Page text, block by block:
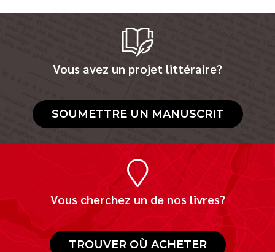
Vous avez un projet littéraire?
SOUMETTRE UN MANUSCRIT
Vous cherchez un de nos livres?
TROUVER OÙ ACHETER